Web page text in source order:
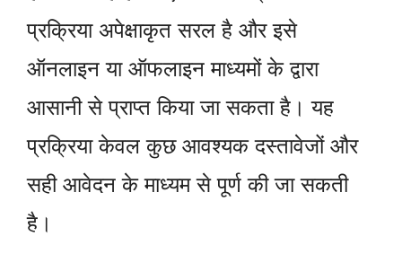
प्रक्रिया अपेक्षाकृत सरल है और इसे
ऑनलाइन या ऑफलाइन माध्यमों के द्वारा
आसानी से प्राप्त किया जा सकता है। यह
प्रक्रिया केवल कुछ आवश्यक दस्तावेजों और
सही आवेदन के माध्यम से पूर्ण की जा सकती
है।